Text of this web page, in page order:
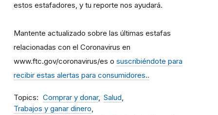
estos estafadores, y tu reporte nos ayudará.
Mantente actualizado sobre las últimas estafas
relacionadas con el Coronavirus en
www.ftc.gov/coronavirus/es o suscribiéndote para
recibir estas alertas para consumidores..
Topics Comprar y donar
Salud
Trabajos y ganar dinero